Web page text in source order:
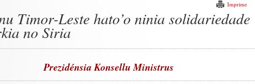
Timor-Leste hato’o ninia solidariedade
no Siria
Imprime
Prezidénsia Konsellu Ministrus